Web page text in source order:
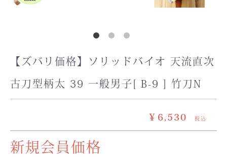
【ズバリ価格】ソリッドバイオ 天流直次
古刀型柄太 39 一般男子[ B-9 ] 竹刀N
￥6,530 税込
新規会員価格